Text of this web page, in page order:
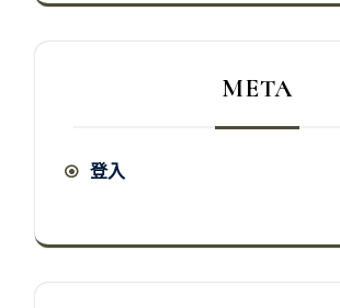
META
登入